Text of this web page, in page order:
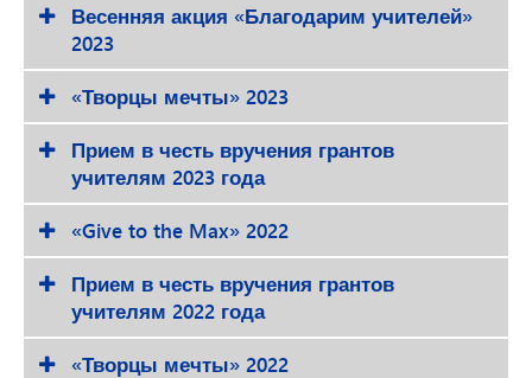
Весенняя акция «Благодарим учителей»
2023
«Творцы мечты» 2023
Прием в честь вручения грантов
учителям 2023 года
«Give to the Max» 2022
Прием в честь вручения грантов
учителям 2022 года
«Творцы мечты» 2022